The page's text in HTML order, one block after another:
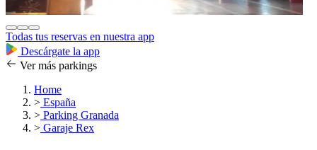
Todas tus reservas en nuestra app
Descárgate la app
Ver más parkings
Home
> España
> Parking Granada
> Garaje Rex